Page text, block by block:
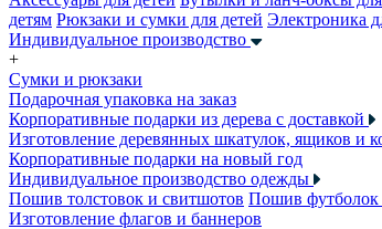
детям Рюкзаки и сумки для детей Электроника
Индивидуальное производство
+
Сумки и рюкзаки
Подарочная упаковка на заказ
Корпоративные подарки из дерева с доставкой
Изготовление деревянных шкатулок, ящиков и
Корпоративные подарки на новый год
Индивидуальное производство одежды
Пошив толстовок и свитшотов Пошив футболок
Изготовление флагов и баннеров